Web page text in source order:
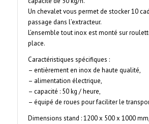
Un chevalet vous permet de stocker 10
passage dans l’extracteur.
L’ensemble tout inox est monté sur
place.
Caractéristiques spécifiques :
– entièrement en inox de haute qualité,
– alimentation électrique,
– capacité : 50 kg / heure,
– équipé de roues pour faciliter le
Dimensions stand : 1200 x 500 x 1000 mm,